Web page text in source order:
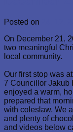
Posted on
On December 21,
two meaningful
local community.
Our first stop was
7 Councillor Jakub
enjoyed a warm,
prepared that
with coleslaw. We
and plenty of
and videos below